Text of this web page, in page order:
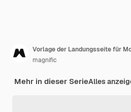
Vorlage der Landungsseite für
magnific
Mehr in dieser SerieAlles